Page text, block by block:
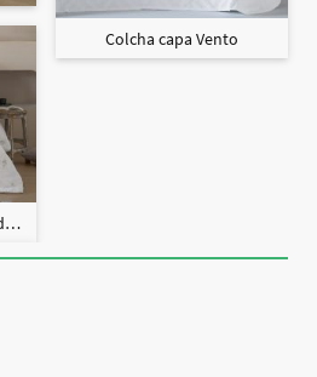
+ fundas cojín
Colcha capa Vento